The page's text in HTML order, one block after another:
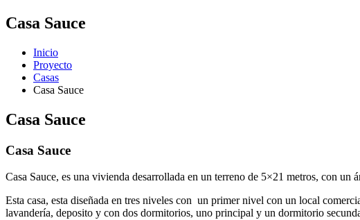
Casa Sauce
Inicio
Proyecto
Casas
Casa Sauce
Casa Sauce
Casa Sauce
Casa Sauce, es una vivienda desarrollada en un terreno de 5×21 metros, con un
Esta casa, esta diseñada en tres niveles con un primer nivel con un local
lavandería, deposito y con dos dormitorios, uno principal y un dormitorio